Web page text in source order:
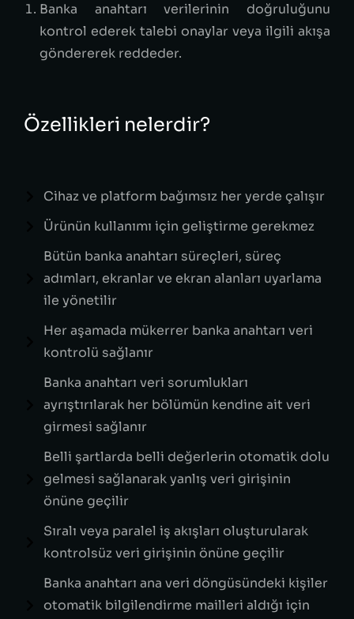
Banka anahtarı verilerinin doğruluğunu
kontrol ederek talebi onaylar veya ilgili akışa
göndererek reddeder.
Özellikleri nelerdir?
Cihaz ve platform bağımsız her yerde çalışır
Ürünün kullanımı için geliştirme gerekmez
Bütün banka anahtarı süreçleri, süreç
adımları, ekranlar ve ekran alanları uyarlama
ile yönetilir
Her aşamada mükerrer banka anahtarı veri
kontrolü sağlanır
Banka anahtarı veri sorumlukları
ayrıştırılarak her bölümün kendine ait veri
girmesi sağlanır
Belli şartlarda belli değerlerin otomatik dolu
gelmesi sağlanarak yanlış veri girişinin
önüne geçilir
Sıralı veya paralel iş akışları oluşturularak
kontrolsüz veri girişinin önüne geçilir
Banka anahtarı ana veri döngüsündeki kişiler
otomatik bilgilendirme mailleri aldığı için